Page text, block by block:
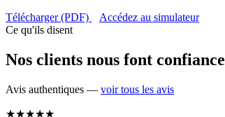
Télécharger (PDF)
Accédez au simulateur
Ce qu'ils disent
Nos clients nous font confiance
Avis authentiques — voir tous les avis
★★★★★